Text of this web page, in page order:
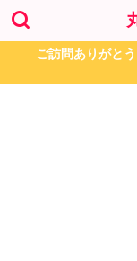
ご訪問ありがと